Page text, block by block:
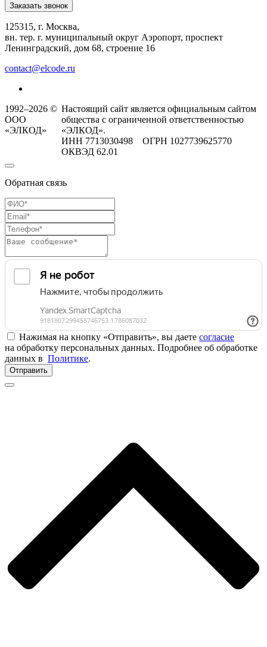
Заказать звонок
125315, г. Москва,
вн. тер. г. муниципальный округ Аэропорт, проспект
Ленинградский, дом 68, строение 16
contact@elcode.ru
1992–2026 ©
ООО
«ЭЛКОД»
Настоящий сайт является официальным сайтом
общества с ограниченной ответственностью
«ЭЛКОД».
ИНН 7713030498 ОГРН 1027739625770
ОКВЭД 62.01
Обратная связь
Нажимая на кнопку «Отправить», вы даете согласие
на обработку персональных данных. Подробнее об обработке
данных в Политике.
Отправить